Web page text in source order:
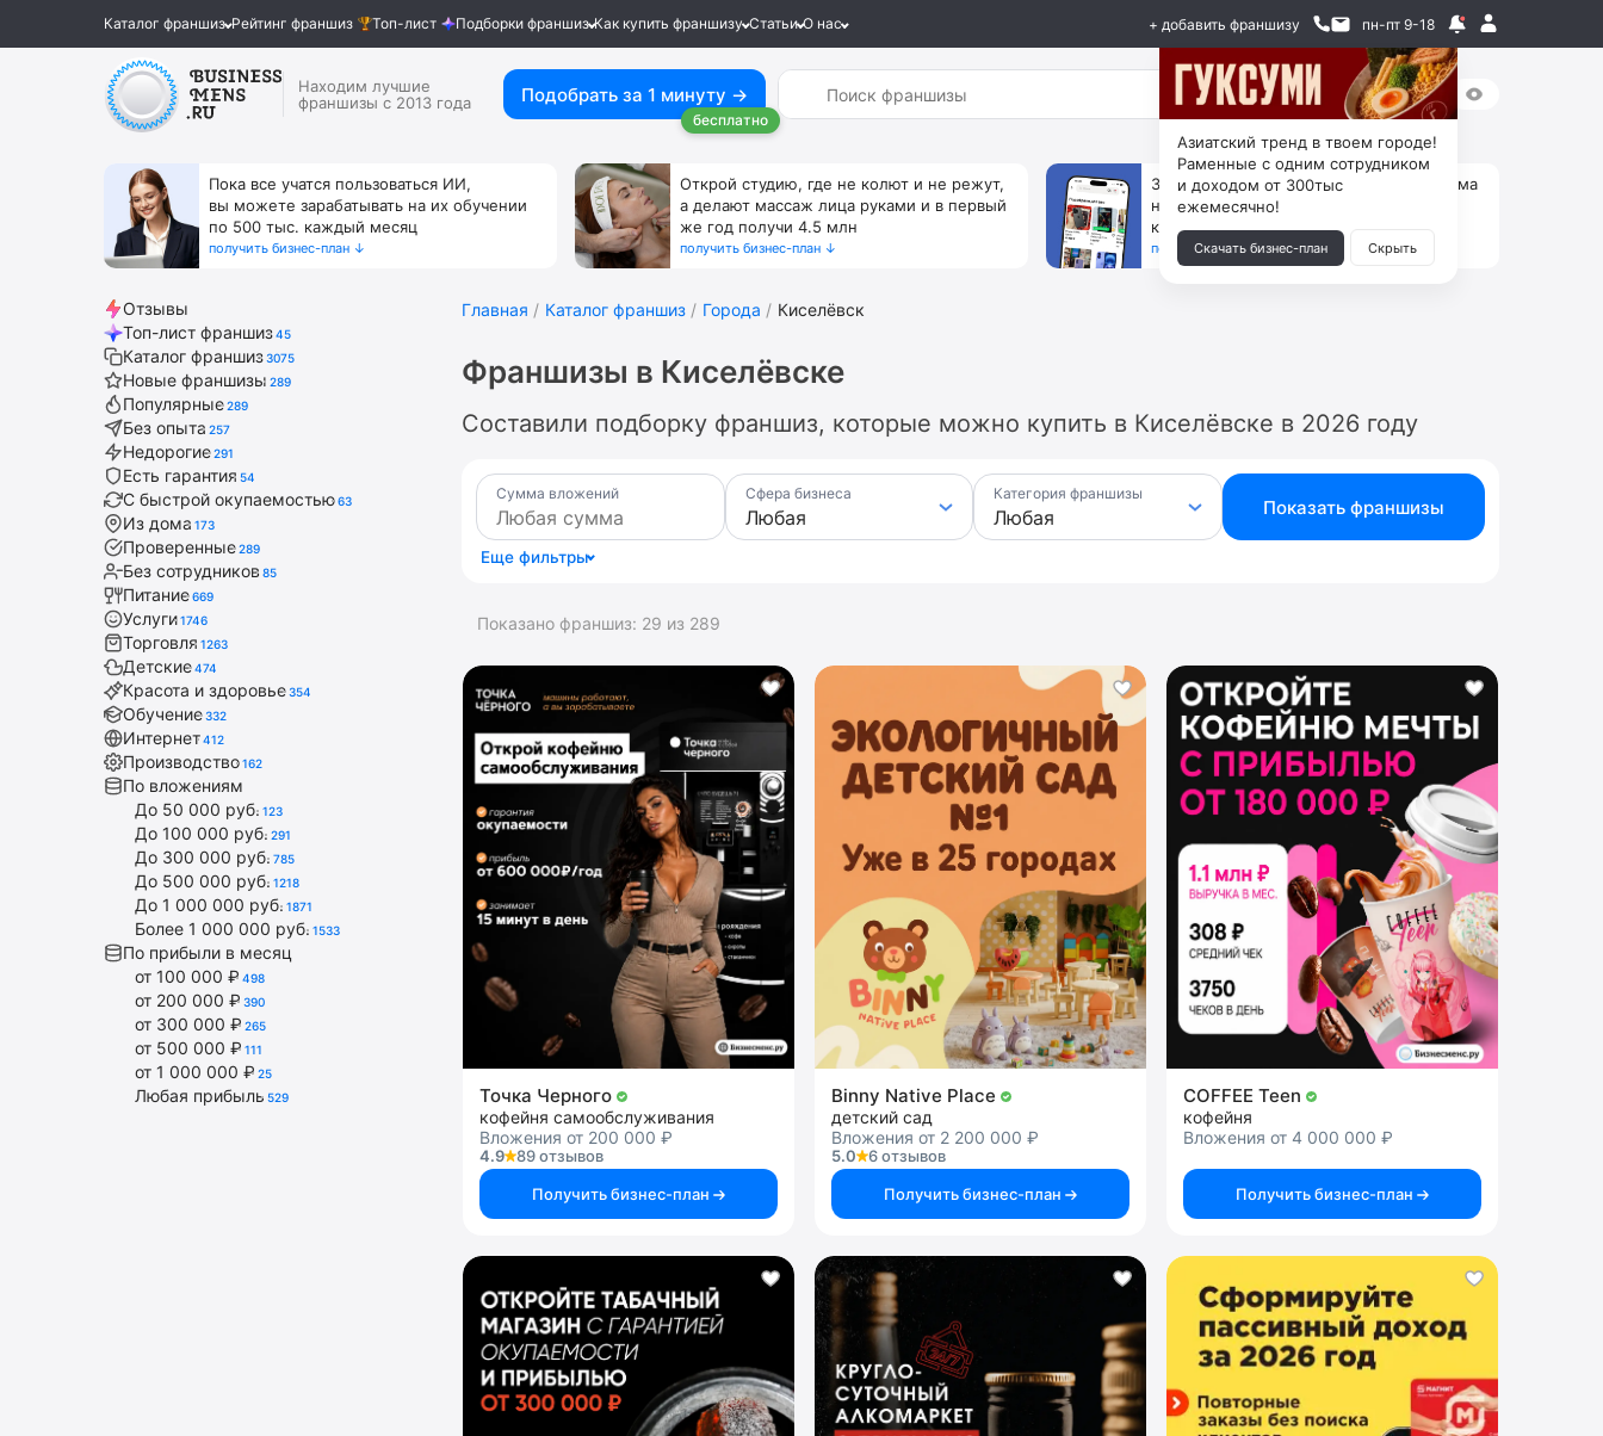
Каталог франшиз Рейтинг франшиз Топ-лист Подборки франшиз Как купить франшизу Статьи О нас + добавить франшизу пн-пт 9-18
Находим лучшие
франшизы с 2013 года
Подобрать за 1 минуту →
бесплатно
Пока все учатся пользоваться ИИ,
вы можете зарабатывать на их обучении
по 500 тыс. каждый месяц
получить бизнес-план ↓
Открой студию, где не колют и не режут,
а делают массаж лица руками и в первый
же год получи 4.5 млн
получить бизнес-план ↓
За 90 тыс. открой магазин на Авито, дома
ни коробок, ни товара, ни склада, зато
каждый месяц +125 тыс. чистыми
получить бизнес-план ↓
Отзывы
Топ-лист франшиз45
Каталог франшиз3075
Новые франшизы 289
Популярные289
Без опыта 257
Недорогие291
Есть гарантия 54
С быстрой окупаемостью63
Из дома 173
Проверенные289
Без сотрудников 85
Питание669
Услуги1746
Торговля 1263
Детские474
Красота и здоровье354
Обучение332
Интернет412
Производство162
По вложениям
До 50 000 руб. 123
До 100 000 руб. 291
До 300 000 руб. 785
До 500 000 руб. 1218
До 1 000 000 руб. 1871
Более 1 000 000 руб. 1533
По прибыли в месяц
от 100 000 ₽ 498
от 200 000 ₽ 390
от 300 000 ₽ 265
от 500 000 ₽ 111
от 1 000 000 ₽ 25
Любая прибыль 529
Главная Каталог франшиз Города Киселёвск
Франшизы в Киселёвске
Составили подборку франшиз, которые можно купить в Киселёвске в 2026 году
Сумма вложений Сфера бизнеса Категория франшизы
Показать франшизы
Еще фильтры
Показано франшиз: 29 из 289
Точка Черного
кофейня самообслуживания
Вложения от 200 000 ₽
4.9
89 отзывов
Получить бизнес-план
Binny Native Place
детский сад
Вложения от 2 200 000 ₽
5.0
6 отзывов
Получить бизнес-план
COFFEE Teen
кофейня
Вложения от 4 000 000 ₽
Получить бизнес-план
Азиатский тренд в твоем городе!
Раменные с одним сотрудником
и доходом от 300тыс
ежемесячно!
Скачать бизнес-план Скрыть